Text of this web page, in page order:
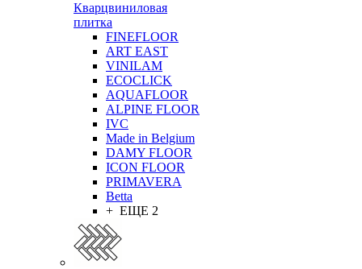
Кварцвиниловая
плитка
FINEFLOOR
ART EAST
VINILAM
ECOCLICK
AQUAFLOOR
ALPINE FLOOR
IVC
Made in Belgium
DAMY FLOOR
ICON FLOOR
PRIMAVERA
Betta
+ ЕЩЕ 2